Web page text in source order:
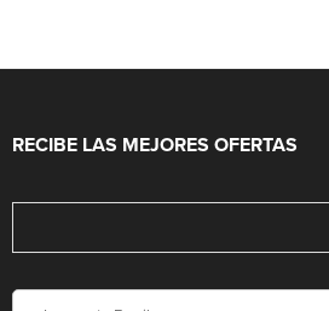
RECIBE LAS MEJORES OFERTAS